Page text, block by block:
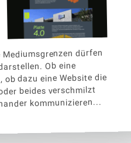
Mediumsgrenzen dürfen
Ob eine
dazu eine Website die
beides verschmilzt
kommunizieren...